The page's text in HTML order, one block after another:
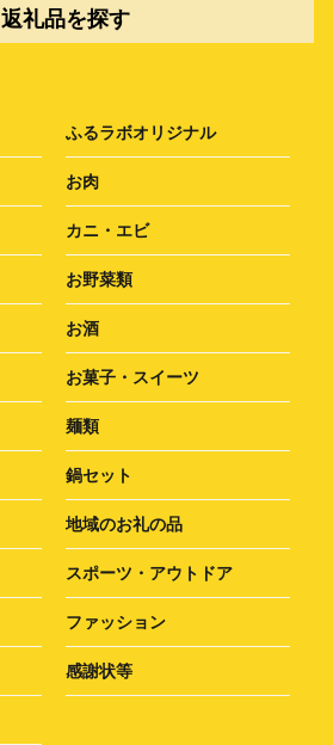
返礼品を探す
ふるラボオリジナル
お肉
カニ・エビ
お野菜類
お酒
お菓子・スイーツ
麺類
鍋セット
地域のお礼の品
スポーツ・アウトドア
ファッション
感謝状等